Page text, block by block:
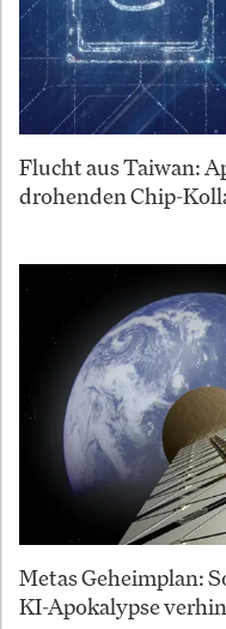
Flucht aus Taiwan:
drohenden Chip-
Metas Geheimplan:
KI-Apokalypse